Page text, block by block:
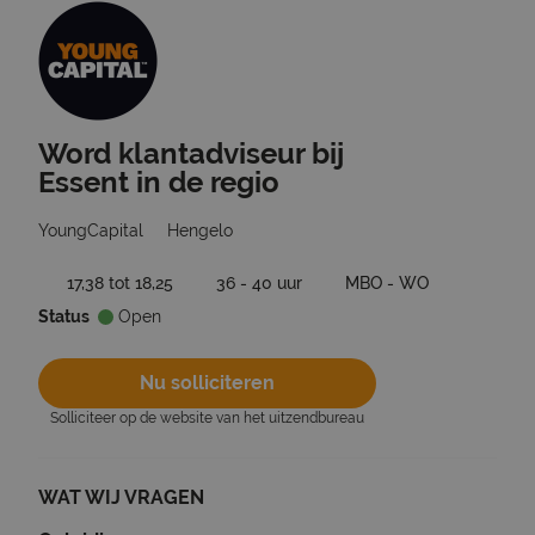
Ga terug naar vacatures
Word klantadviseur bij
Essent in de regio
YoungCapital Hengelo
17,38 tot 18,25 36 - 40 uur
MBO - WO
Status
Open
Nu solliciteren
Solliciteer op de website van het uitzendbureau
WAT WIJ VRAGEN